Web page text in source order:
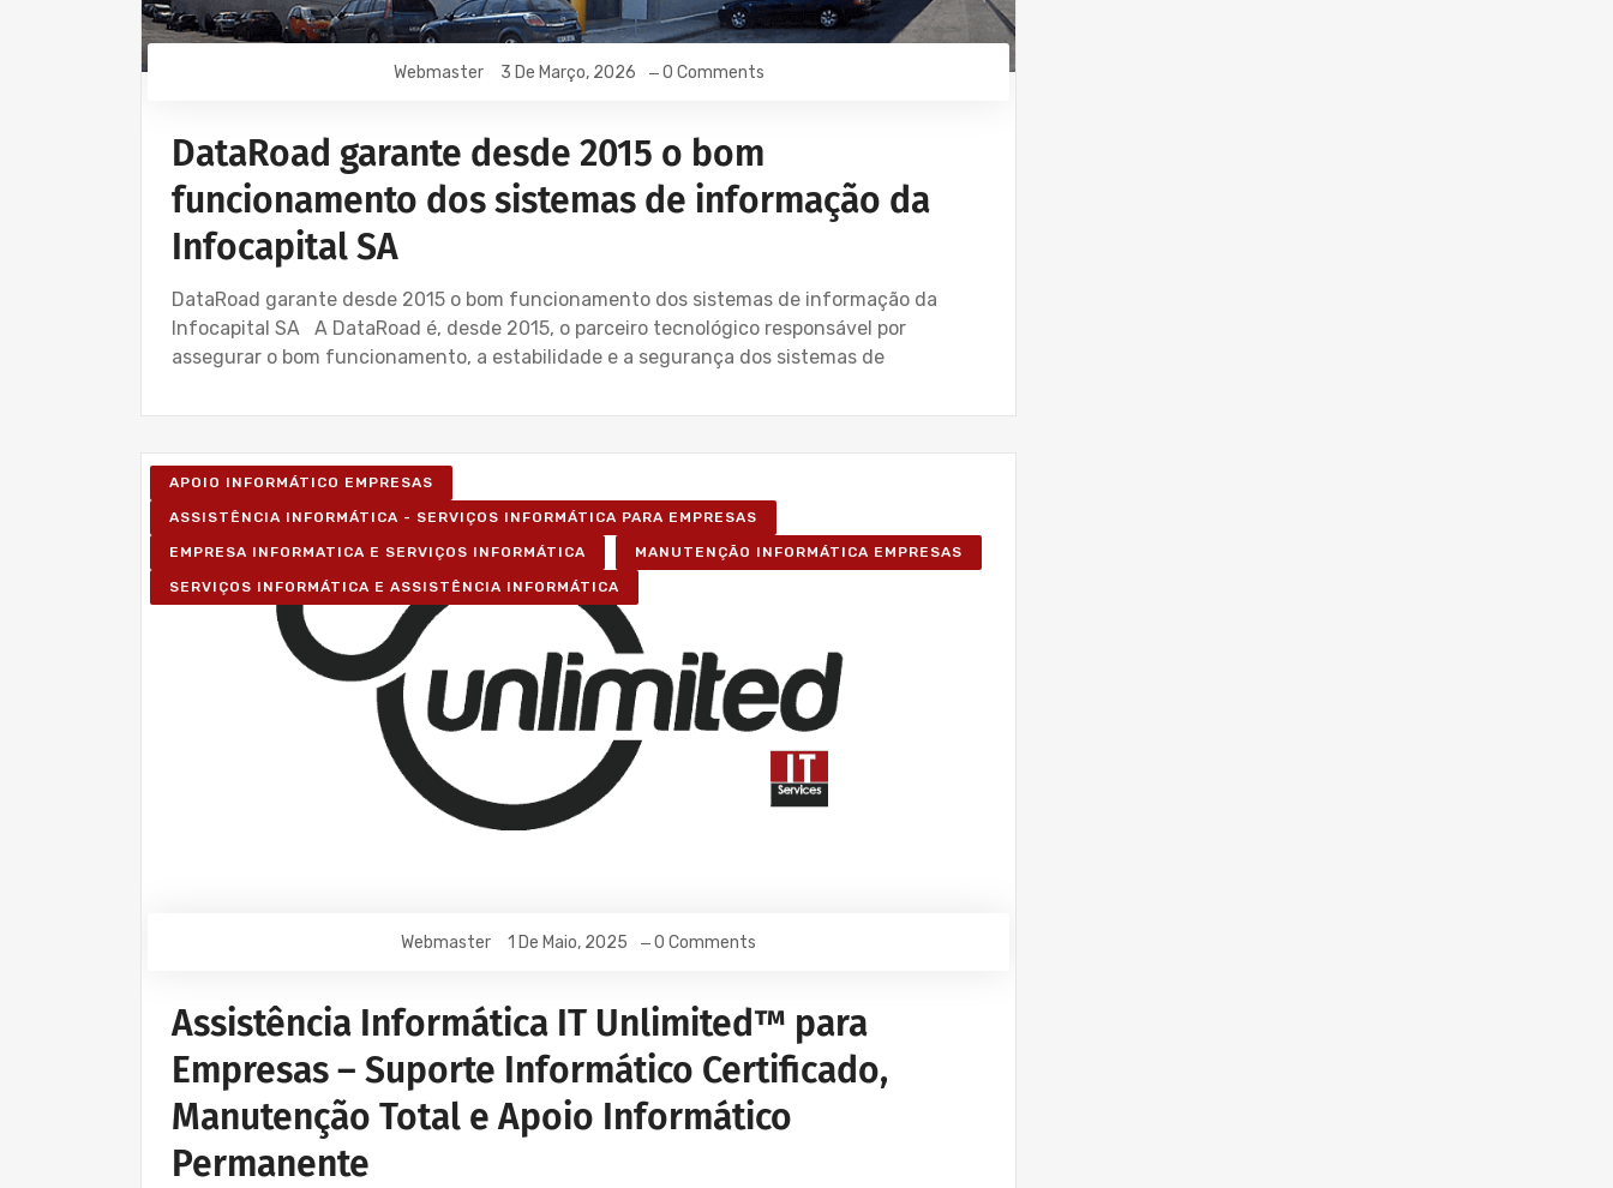
Webmaster 3 De Março, 2026 0 Comments
DataRoad garante desde 2015 o bom
funcionamento dos sistemas de informação da
Infocapital SA
DataRoad garante desde 2015 o bom funcionamento dos sistemas de informação da
Infocapital SA A DataRoad é, desde 2015, o parceiro tecnológico responsável por
assegurar o bom funcionamento, a estabilidade e a segurança dos sistemas de
APOIO INFORMÁTICO EMPRESAS
ASSISTÊNCIA INFORMÁTICA - SERVIÇOS INFORMÁTICA PARA EMPRESAS
EMPRESA INFORMATICA E SERVIÇOS INFORMÁTICA MANUTENÇÃO INFORMÁTICA EMPRESAS
SERVIÇOS INFORMÁTICA E ASSISTÊNCIA INFORMÁTICA
Webmaster 1 De Maio, 2025 0 Comments
Assistência Informática IT Unlimited™ para
Empresas – Suporte Informático Certificado,
Manutenção Total e Apoio Informático
Permanente